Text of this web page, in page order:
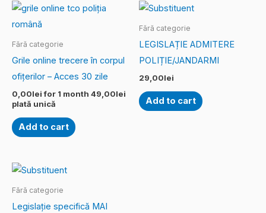
Fără categorie
Grile online trecere în corpul
ofițerilor – Acces 30 zile
0,00lei for 1 month 49,00lei
plată unică
Add to cart
Fără categorie
LEGISLAȚIE ADMITERE
POLIȚIE/JANDARMI
29,00lei
Add to cart
Fără categorie
Legislație specifică MAI